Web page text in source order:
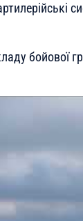
бойової